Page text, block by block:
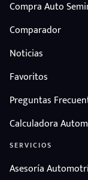
Compra Auto
Comparador
Noticias
Favoritos
Preguntas
Calculadora
SERVICIOS
Asesoría